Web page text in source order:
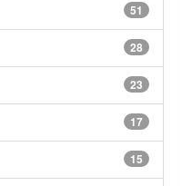
51
28
23
17
15